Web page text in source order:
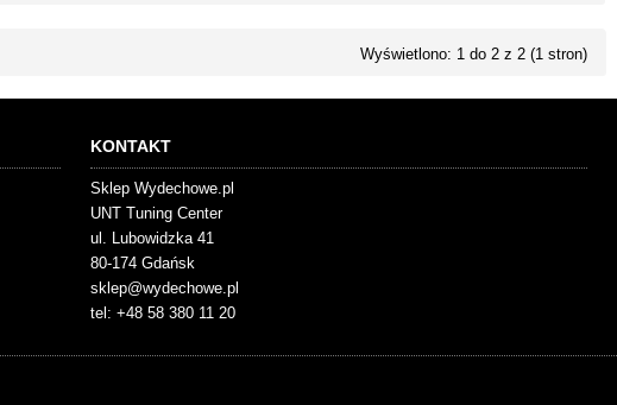
Wyświetlono: 1 do 2 z 2 (1 stron)
KONTAKT
Sklep Wydechowe.pl
UNT Tuning Center
ul. Lubowidzka 41
80-174 Gdańsk
sklep@wydechowe.pl
tel: +48 58 380 11 20